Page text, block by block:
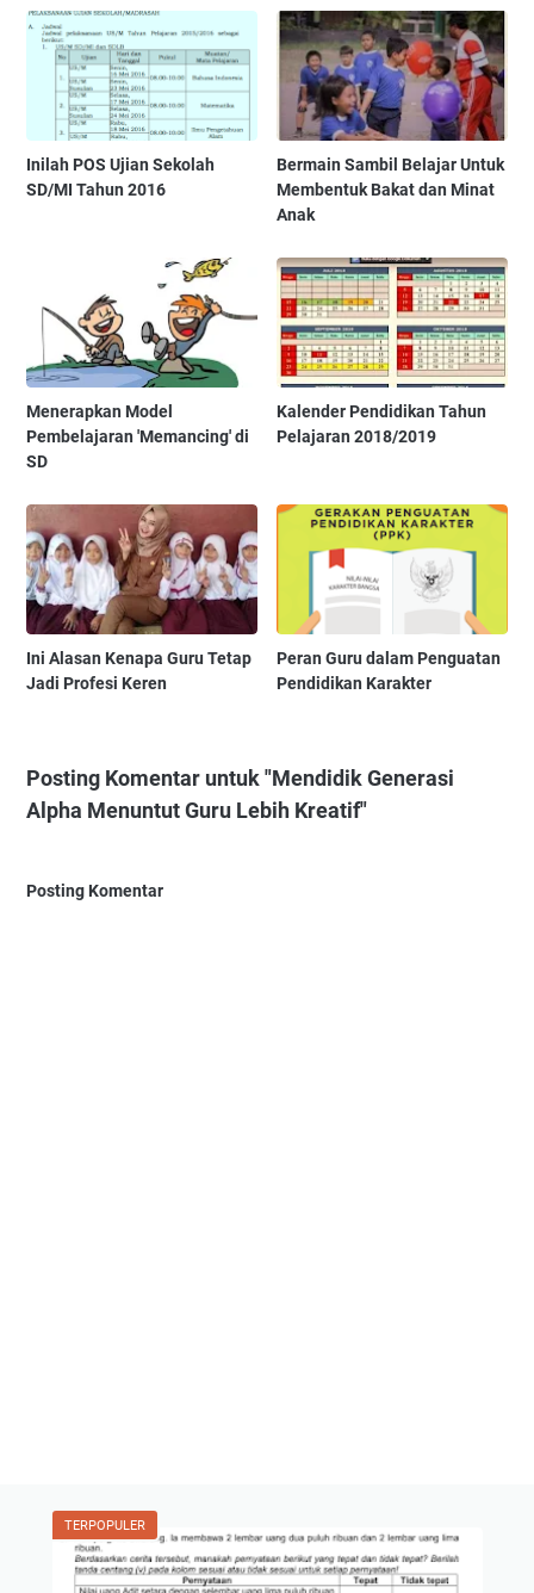
Inilah POS Ujian Sekolah
SD/MI Tahun 2016
Bermain Sambil Belajar Untuk
Membentuk Bakat dan Minat
Anak
Menerapkan Model
Pembelajaran 'Memancing' di
SD
Kalender Pendidikan Tahun
Pelajaran 2018/2019
Ini Alasan Kenapa Guru Tetap
Jadi Profesi Keren
Peran Guru dalam Penguatan
Pendidikan Karakter
Posting Komentar untuk "Mendidik Generasi
Alpha Menuntut Guru Lebih Kreatif"
Posting Komentar
TERPOPULER